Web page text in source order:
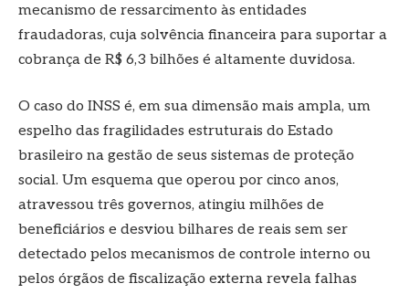
mecanismo de ressarcimento às entidades
fraudadoras, cuja solvência financeira para suportar a
cobrança de R$ 6,3 bilhões é altamente duvidosa.
O caso do INSS é, em sua dimensão mais ampla, um
espelho das fragilidades estruturais do Estado
brasileiro na gestão de seus sistemas de proteção
social. Um esquema que operou por cinco anos,
atravessou três governos, atingiu milhões de
beneficiários e desviou bilhares de reais sem ser
detectado pelos mecanismos de controle interno ou
pelos órgãos de fiscalização externa revela falhas